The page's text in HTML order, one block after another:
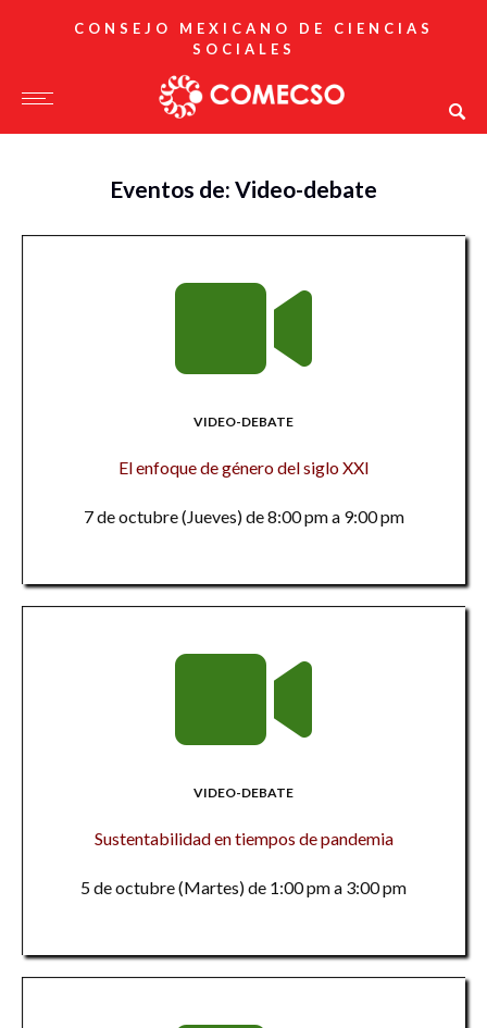
CONSEJO MEXICANO DE CIENCIAS
SOCIALES
Eventos de: Video-debate
VIDEO-DEBATE
El enfoque de género del siglo XXI
7 de octubre (Jueves) de 8:00 pm a 9:00 pm
VIDEO-DEBATE
Sustentabilidad en tiempos de pandemia
5 de octubre (Martes) de 1:00 pm a 3:00 pm